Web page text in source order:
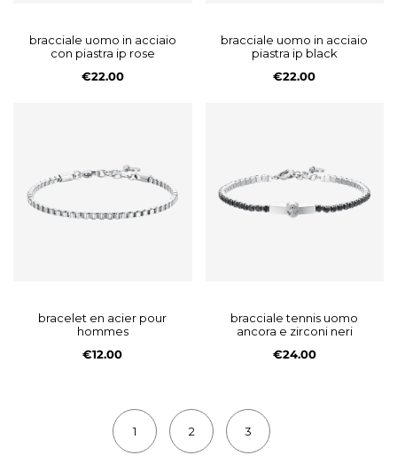
bracciale uomo in acciaio
con piastra ip rose
€22.00
bracciale uomo in acciaio
piastra ip black
€22.00
bracelet en acier pour
hommes
€12.00
bracciale tennis uomo
ancora e zirconi neri
€24.00
1 2 3